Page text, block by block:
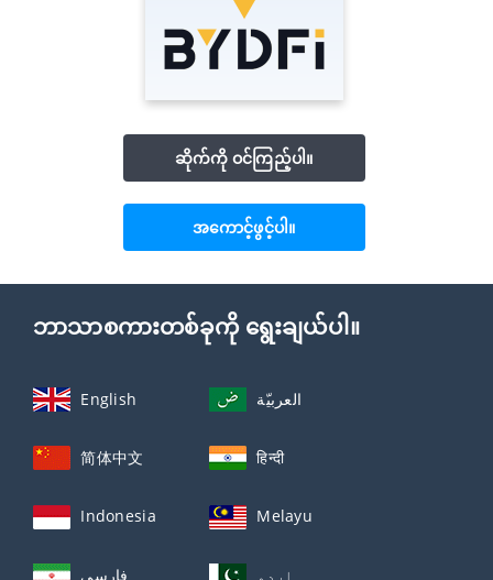
ဆိုက်ကို ဝင်ကြည့်ပါ။
အကောင့်ဖွင့်ပါ။
ဘာသာစကားတစ်ခုကို ရွေးချယ်ပါ။
English العربيّة
简体中文 हिन्दी
Indonesia Melayu
فارسی اردو